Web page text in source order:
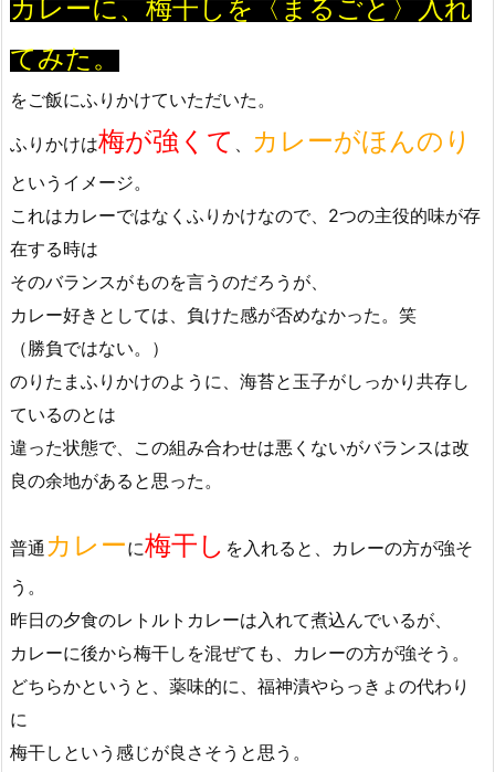
カレーに、梅干しを〈まるごと〉入れ
てみた。
をご飯にふりかけていただいた。
ふりかけは梅が強くて カレーがほんのり
というイメージ。
これはカレーではなくふりかけなので、2つの主役的味が存
在する時は
そのバランスがものを言うのだろうが、
カレー好きとしては、負けた感が否めなかった。笑
（勝負ではない。）
のりたまふりかけのように、海苔と玉子がしっかり共存し
ているのとは
違った状態で、この組み合わせは悪くないがバランスは改
良の余地があると思った。
普通 カレーに梅干し を入れると、カレーの方が強そ
う。
昨日の夕食のレトルトカレーは入れて煮込んでいるが、
カレーに後から梅干しを混ぜても、カレーの方が強そう。
どちらかというと、薬味的に、福神漬やらっきょの代わり
に
梅干しという感じが良さそうと思う。